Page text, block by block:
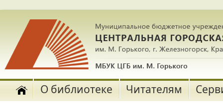
О библиотеке Читателям